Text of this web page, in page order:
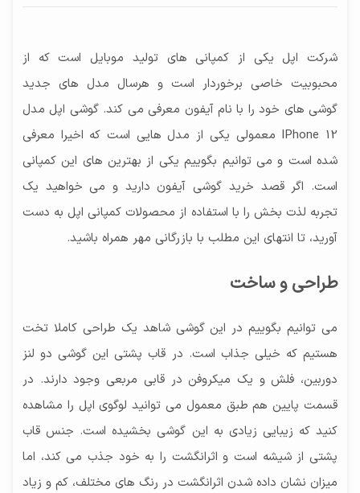
رزولوشن صفحه نمایش
۲۵۳۲x۱۱۷۰ پیکسل
سایر قابلیت‌ها
Siri natural language commands and dictation
پوشش Oleophobic برای صفحه‌نمایش
فیلم‌برداری 4K@30fps Dolby Vision، ضبط صدای
استریو.
فیلم برداری سلفی
12 مگاپیکسل (لنز 23 میلی‌متری واید، f/2.2) SL 3D
حسگر سه‌بعدی تشخیص چهره و عمق تصویر
قابلیت‌های دوربین
فلاش چهارگانه دورنگ، HDR، پانوراما
فرکانس 3.1 گیگاهرتز
پردازنده‌ گرافیکی
پردازنده گرافیکی 4 هسته‌ای اپل
شرکت اپل یکی از کمپانی های تولید موبایل است که از
محبوبیت خاصی برخوردار است و هرسال مدل های جدید
گوشی های خود را با نام آیفون معرفی می کند. گوشی اپل مدل
IPhone 12 معمولی یکی از مدل هایی است که اخیرا معرفی
شده است و می توانیم بگوییم یکی از بهترین های این کمپانی
است. اگر قصد خرید گوشی آیفون دارید و می خواهید یک
تجربه لذت بخش را با استفاده از محصولات کمپانی اپل به دست
آورید، تا انتهای این مطلب با بازرگانی مهر همراه باشید.
طراحی و ساخت
می توانیم بگوییم در این گوشی شاهد یک طراحی کاملا تخت
هستیم که خیلی جذاب است. در قاب پشتی این گوشی دو لنز
دوربین، فلش و یک میکروفن در قابی مربعی وجود دارند. در
قسمت پایین هم طبق معمول می توانید لوگوی اپل را مشاهده
کنید که زیبایی زیادی به این گوشی بخشیده است. جنس قاب
پشتی از شیشه است و اثرانگشت را به خود جذب می کند، اما
میزان نشان داده شدن اثرانگشت در رنگ های مختلف، کم و زیاد